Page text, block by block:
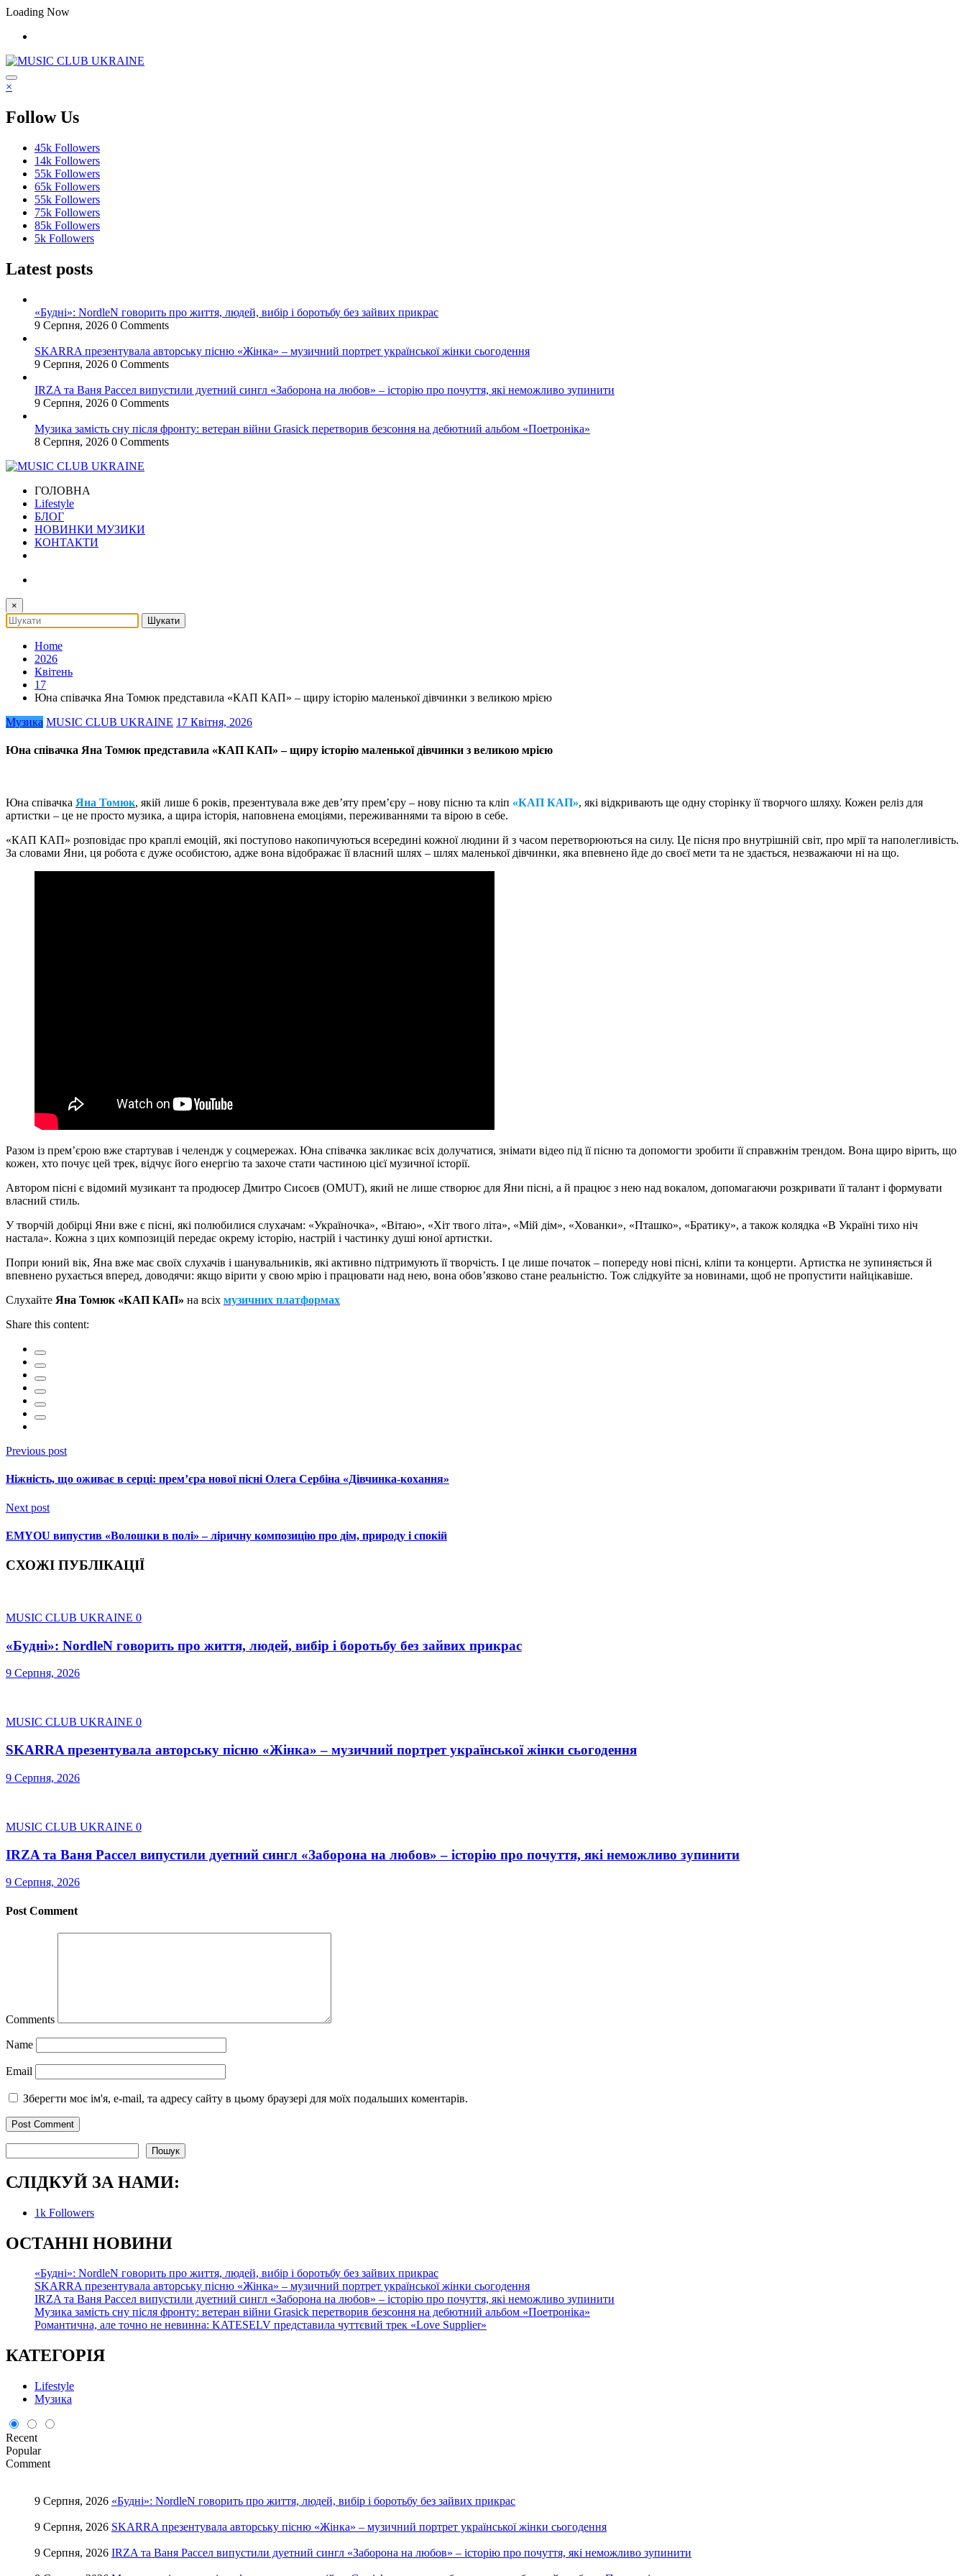
Перейти
контенту
Loading Now
×
Follow Us
45k Followers
14k Followers
55k Followers
65k Followers
55k Followers
75k Followers
85k Followers
5k Followers
Latest posts
«Будні»: NordleN говорить про життя, людей, вибір і боротьбу без зайвих прикрас
9 Серпня, 2026 0 Comments
SKARRA презентувала авторську пісню «Жінка» – музичний портрет української жінки сьогодення
9 Серпня, 2026 0 Comments
IRZA та Ваня Рассел випустили дуетний сингл «Заборона на любов» – історію про почуття, які неможливо зупинити
9 Серпня, 2026 0 Comments
Музика замість сну після фронту: ветеран війни Grasick перетворив безсоння на дебютний альбом «Поетроніка»
8 Серпня, 2026 0 Comments
ГОЛОВНА
Lifestyle
БЛОГ
НОВИНКИ МУЗИКИ
КОНТАКТИ
×
Home
2026
Квітень
17
Юна співачка Яна Томюк представила «КАП КАП» – щиру історію маленької дівчинки з великою мрією
Музика MUSIC CLUB UKRAINE 17 Квітня, 2026
Юна співачка Яна Томюк представила «КАП КАП» – щиру історію маленької дівчинки з великою мрією
Юна співачка Яна Томюк, якій лише 6 років, презентувала вже дев’яту прем’єру – нову пісню та кліп «КАП КАП», які відкривають ще одну сторінку її творчого шляху. Кожен реліз для
артистки – це не просто музика, а щира історія, наповнена емоціями, переживаннями та вірою в себе.
«КАП КАП» розповідає про краплі емоцій, які поступово накопичуються всередині кожної людини й з часом перетворюються на силу. Це пісня про внутрішній світ, про мрії та наполегливість.
За словами Яни, ця робота є дуже особистою, адже вона відображає її власний шлях – шлях маленької дівчинки, яка впевнено йде до своєї мети та не здається, незважаючи ні на що.
Разом із прем’єрою вже стартував і челендж у соцмережах. Юна співачка закликає всіх долучатися, знімати відео під її пісню та допомогти зробити її справжнім трендом. Вона щиро вірить, що
кожен, хто почує цей трек, відчує його енергію та захоче стати частиною цієї музичної історії.
Автором пісні є відомий музикант та продюсер Дмитро Сисоєв (OMUT), який не лише створює для Яни пісні, а й працює з нею над вокалом, допомагаючи розкривати її талант і формувати
власний стиль.
У творчій добірці Яни вже є пісні, які полюбилися слухачам: «Україночка», «Вітаю», «Хіт твого літа», «Мій дім», «Хованки», «Пташко», «Братику», а також колядка «В Україні тихо ніч
настала». Кожна з цих композицій передає окрему історію, настрій і частинку душі юної артистки.
Попри юний вік, Яна вже має своїх слухачів і шанувальників, які активно підтримують її творчість. І це лише початок – попереду нові пісні, кліпи та концерти. Артистка не зупиняється й
впевнено рухається вперед, доводячи: якщо вірити у свою мрію і працювати над нею, вона обов’язково стане реальністю. Тож слідкуйте за новинами, щоб не пропустити найцікавіше.
Слухайте Яна Томюк «КАП КАП» на всіх музичних платформах
Share this content:
Previous post
Ніжність, що оживає в серці: премʼєра нової пісні Олега Сербіна «Дівчинка-кохання»
Next post
EMYOU випустив «Волошки в полі» – ліричну композицію про дім, природу і спокій
СХОЖІ ПУБЛІКАЦІЇ
MUSIC CLUB UKRAINE 0
«Будні»: NordleN говорить про життя, людей, вибір і боротьбу без зайвих прикрас
9 Серпня, 2026
MUSIC CLUB UKRAINE 0
SKARRA презентувала авторську пісню «Жінка» – музичний портрет української жінки сьогодення
9 Серпня, 2026
MUSIC CLUB UKRAINE 0
IRZA та Ваня Рассел випустили дуетний сингл «Заборона на любов» – історію про почуття, які неможливо зупинити
9 Серпня, 2026
Post Comment
Comments
Name
Email
Зберегти моє ім'я, e-mail, та адресу сайту в цьому браузері для моїх подальших коментарів.
Пошук
СЛІДКУЙ ЗА НАМИ:
1k Followers
ОСТАННІ НОВИНИ
«Будні»: NordleN говорить про життя, людей, вибір і боротьбу без зайвих прикрас
SKARRA презентувала авторську пісню «Жінка» – музичний портрет української жінки сьогодення
IRZA та Ваня Рассел випустили дуетний сингл «Заборона на любов» – історію про почуття, які неможливо зупинити
Музика замість сну після фронту: ветеран війни Grasick перетворив безсоння на дебютний альбом «Поетроніка»
Романтична, але точно не невинна: KATESELV представила чуттєвий трек «Love Supplier»
КАТЕГОРІЯ
Lifestyle
Музика
Recent
Popular
Comment
9 Серпня, 2026 «Будні»: NordleN говорить про життя, людей, вибір і боротьбу без зайвих прикрас
9 Серпня, 2026 SKARRA презентувала авторську пісню «Жінка» – музичний портрет української жінки сьогодення
9 Серпня, 2026 IRZA та Ваня Рассел випустили дуетний сингл «Заборона на любов» – історію про почуття, які неможливо зупинити